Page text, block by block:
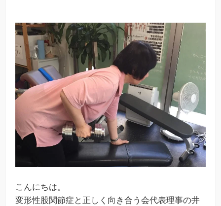
こんにちは。
変形性股関節症と正しく向き合う会代表理事の井